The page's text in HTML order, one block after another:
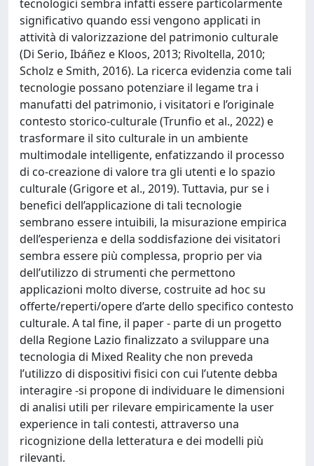
tecnologici sembra infatti essere particolarmente
significativo quando essi vengono applicati in
attività di valorizzazione del patrimonio culturale
(Di Serio, Ibáñez e Kloos, 2013; Rivoltella, 2010;
Scholz e Smith, 2016). La ricerca evidenzia come tali
tecnologie possano potenziare il legame tra i
manufatti del patrimonio, i visitatori e l’originale
contesto storico-culturale (Trunfio et al., 2022) e
trasformare il sito culturale in un ambiente
multimodale intelligente, enfatizzando il processo
di co-creazione di valore tra gli utenti e lo spazio
culturale (Grigore et al., 2019). Tuttavia, pur se i
benefici dell’applicazione di tali tecnologie
sembrano essere intuibili, la misurazione empirica
dell’esperienza e della soddisfazione dei visitatori
sembra essere più complessa, proprio per via
dell’utilizzo di strumenti che permettono
applicazioni molto diverse, costruite ad hoc su
offerte/reperti/opere d’arte dello specifico contesto
culturale. A tal fine, il paper - parte di un progetto
della Regione Lazio finalizzato a sviluppare una
tecnologia di Mixed Reality che non preveda
l’utilizzo di dispositivi fisici con cui l’utente debba
interagire -si propone di individuare le dimensioni
di analisi utili per rilevare empiricamente la user
experience in tali contesti, attraverso una
ricognizione della letteratura e dei modelli più
rilevanti.